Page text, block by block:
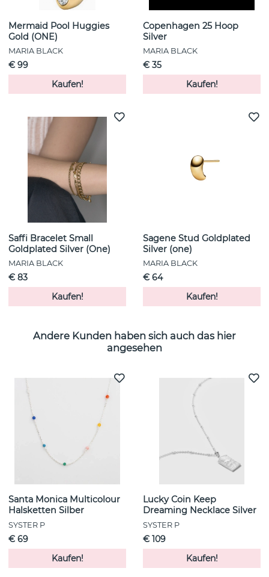
Mermaid Pool Huggies
Gold (ONE)
MARIA BLACK
€ 99
Kaufen!
Copenhagen 25 Hoop
Silver
MARIA BLACK
€ 35
Kaufen!
Saffi Bracelet Small
Goldplated Silver (One)
MARIA BLACK
€ 83
Kaufen!
Sagene Stud Goldplated
Silver (one)
MARIA BLACK
€ 64
Kaufen!
Andere Kunden haben sich auch das hier
angesehen
Santa Monica Multicolour
Halsketten Silber
SYSTER P
€ 69
Kaufen!
Lucky Coin Keep
Dreaming Necklace Silver
SYSTER P
€ 109
Kaufen!